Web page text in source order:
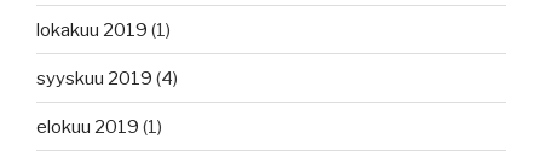
lokakuu 2019 (1)
syyskuu 2019 (4)
elokuu 2019 (1)